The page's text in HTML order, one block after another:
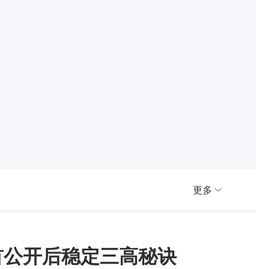
更多
开后稳定三高秘诀